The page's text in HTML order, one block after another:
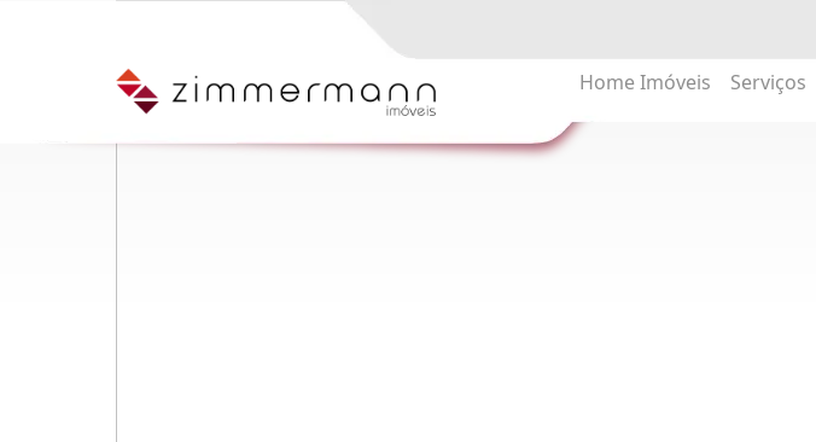
Home Imóveis Serviços